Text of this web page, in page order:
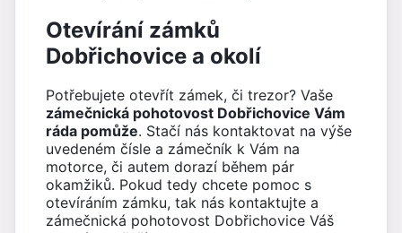
Otevírání zámků
Dobřichovice a okolí
Potřebujete otevřít zámek, či trezor? Vaše
zámečnická pohotovost Dobřichovice Vám
ráda pomůže. Stačí nás kontaktovat na výše
uvedeném čísle a zámečník k Vám na
motorce, či autem dorazí během pár
okamžiků. Pokud tedy chcete pomoc s
otevíráním zámku, tak nás kontaktujte a
zámečnická pohotovost Dobřichovice Váš